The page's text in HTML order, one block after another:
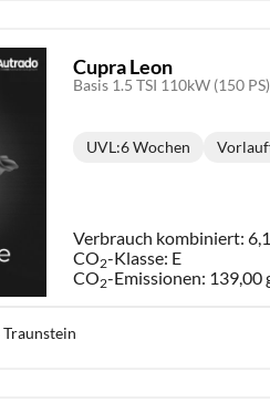
Cupra Leon
Basis 1.5 TSI 110kW (150
UVL:6 Wochen
Verbrauch kombiniert:
CO2-Klasse: E
CO2-Emissionen: 139,00